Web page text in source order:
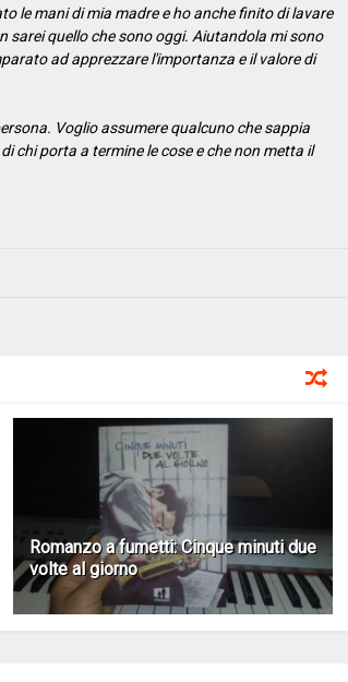
le mani di mia madre e ho anche finito di lavare
sarei quello che sono oggi. Aiutandola mi sono
ad apprezzare l'importanza e il valore di
Voglio assumere qualcuno che sappia
chi porta a termine le cose e che non metta il
Romanzo a fumetti: Cinque minuti due
volte al giorno